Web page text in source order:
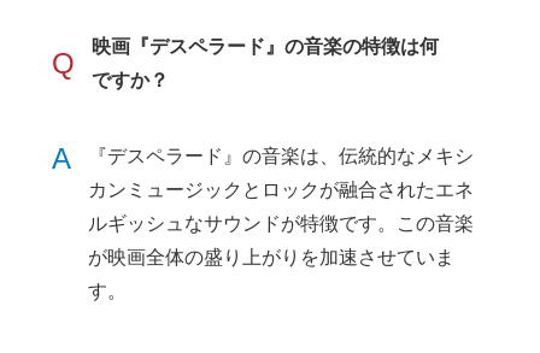
Q
映画『デスペラード』の音楽の特徴は何
ですか？
A
『デスペラード』の音楽は、伝統的なメキシ
カンミュージックとロックが融合されたエネ
ルギッシュなサウンドが特徴です。この音楽
が映画全体の盛り上がりを加速させていま
す。